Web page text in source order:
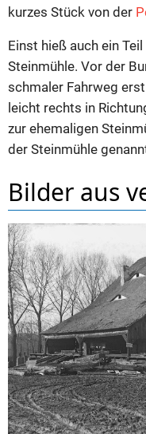
kurzes Stück von der
Einst hieß auch ein
Steinmühle. Vor der
schmaler Fahrweg
leicht rechts in
zur ehemaligen
der Steinmühle
Bilder aus